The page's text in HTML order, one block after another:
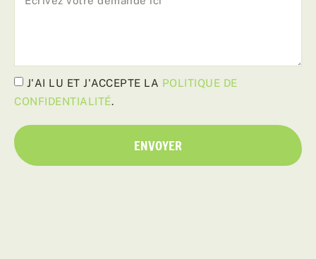
J'AI LU ET J'ACCEPTE LA POLITIQUE DE
CONFIDENTIALITÉ.
ENVOYER